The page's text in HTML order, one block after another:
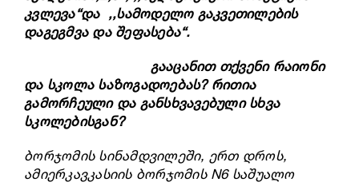
კვლევა“და ,,სამოდელო გაკვეთილების
დაგეგმვა და შეფასება“.
გააცანით თქვენი რაიონი
და სკოლა საზოგადოებას? რითია
გამორჩეული და განსხვავებული სხვა
სკოლებისგან?
ბორჯომის სინამდვილეში, ერთ დროს,
ამიერკავკასიის ბორჯომის N6 საშუალო